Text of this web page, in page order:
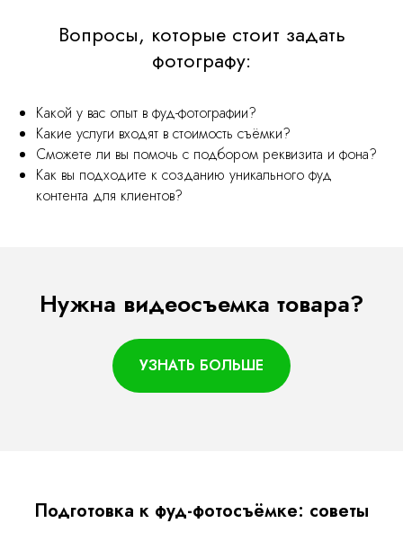
Вопросы, которые стоит задать
фотографу:
Какой у вас опыт в фуд-фотографии?
Какие услуги входят в стоимость съёмки?
Сможете ли вы помочь с подбором реквизита и фона?
Как вы подходите к созданию уникального фуд
контента для клиентов?
Нужна видеосъемка товара?
УЗНАТЬ БОЛЬШЕ
Подготовка к фуд-фотосъёмке: советы